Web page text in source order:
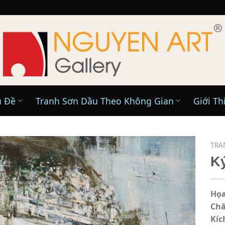
Đề Tranh Sơn Dầu Theo Không Gian Giới